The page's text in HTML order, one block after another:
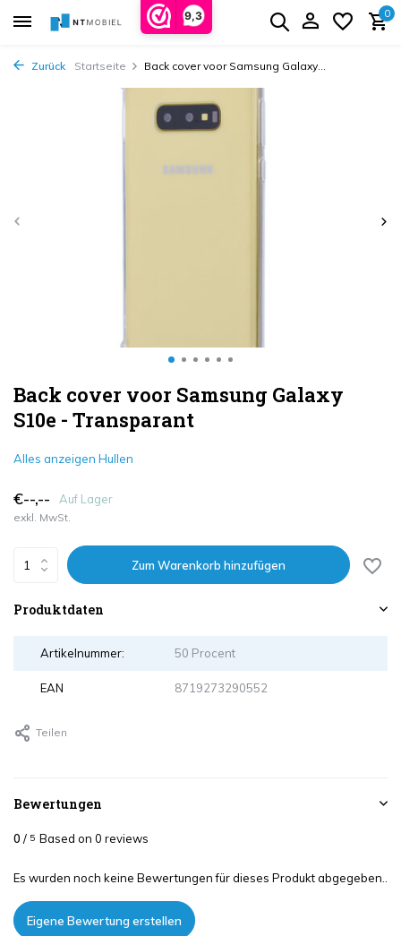
9,3 0
Zurück Startseite Back cover voor Samsung Galaxy...
Back cover voor Samsung Galaxy
S10e - Transparant
Alles anzeigen Hullen
€--,-- Auf Lager
exkl. MwSt.
Zum Warenkorb hinzufügen
Produktdaten
Artikelnummer: 50 Procent
EAN 8719273290552
Teilen
Bewertungen
0 / 5 Based on 0 reviews
Es wurden noch keine Bewertungen für dieses Produkt abgegeben..
Eigene Bewertung erstellen